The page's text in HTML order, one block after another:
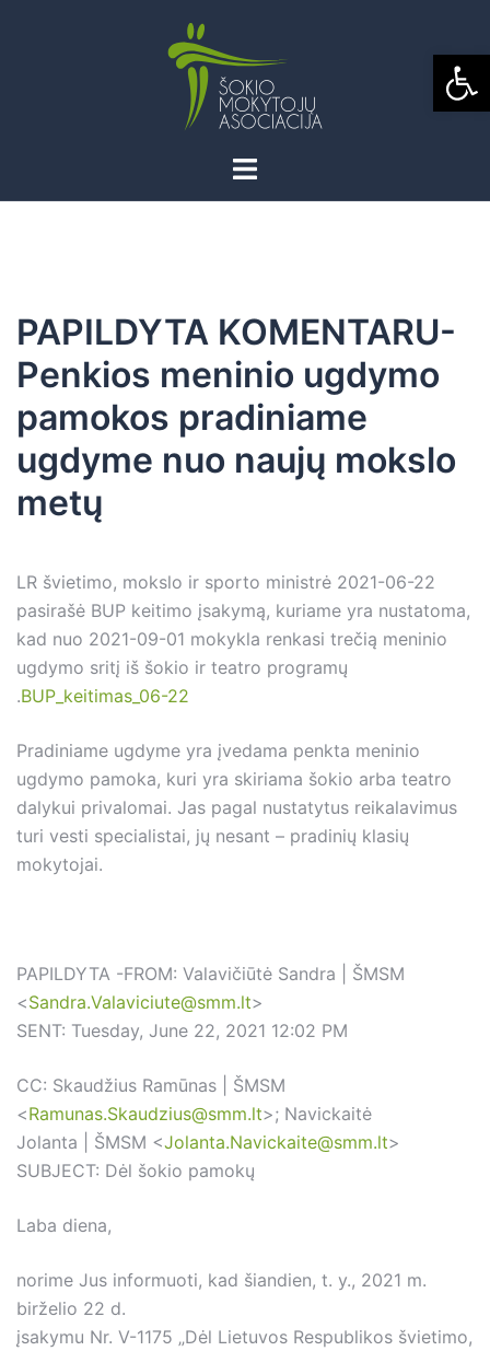
PAPILDYTA KOMENTARU-
Penkios meninio ugdymo
pamokos pradiniame
ugdyme nuo naujų mokslo
metų
LR švietimo, mokslo ir sporto ministrė 2021-06-22
pasirašė BUP keitimo įsakymą, kuriame yra nustatoma,
kad nuo 2021-09-01 mokykla renkasi trečią meninio
ugdymo sritį iš šokio ir teatro programų
.BUP_keitimas_06-22
Pradiniame ugdyme yra įvedama penkta meninio
ugdymo pamoka, kuri yra skiriama šokio arba teatro
dalykui privalomai. Jas pagal nustatytus reikalavimus
turi vesti specialistai, jų nesant – pradinių klasių
mokytojai.
PAPILDYTA -FROM: Valavičiūtė Sandra | ŠMSM
<Sandra.Valaviciute@smm.lt>
SENT: Tuesday, June 22, 2021 12:02 PM
CC: Skaudžius Ramūnas | ŠMSM
<Ramunas.Skaudzius@smm.lt>; Navickaitė
Jolanta | ŠMSM <Jolanta.Navickaite@smm.lt>
SUBJECT: Dėl šokio pamokų
Laba diena,
norime Jus informuoti, kad šiandien, t. y., 2021 m.
birželio 22 d.
įsakymu Nr. V-1175 „Dėl Lietuvos Respublikos švietimo,